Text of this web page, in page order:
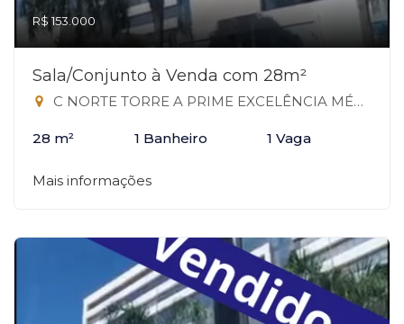
R$ 153.000
Sala/Conjunto à Venda com 28m²
C NORTE TORRE A PRIME EXCELÊNCIA MÉDICA TORRE A TAGUATINGA DF, 503 - Taguatinga Norte, Taguatinga-DF
28 m² 1 Banheiro 1 Vaga
Mais informações